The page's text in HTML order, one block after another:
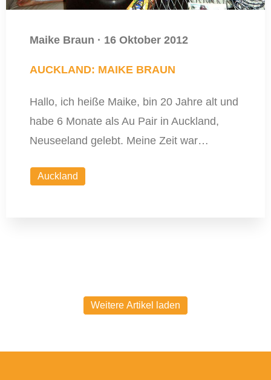
Maike Braun · 16 Oktober 2012
AUCKLAND: MAIKE BRAUN
Hallo, ich heiße Maike, bin 20 Jahre alt und
habe 6 Monate als Au Pair in Auckland,
Neuseeland gelebt. Meine Zeit war…
Auckland
Weitere Artikel laden